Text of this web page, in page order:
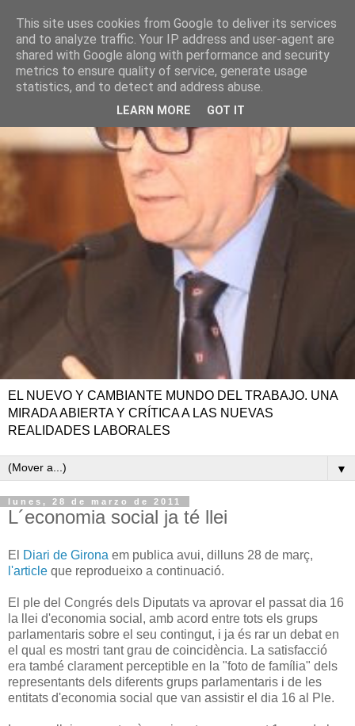
EL NUEVO Y CAMBIANTE MUNDO DEL TRABAJO. UNA
MIRADA ABIERTA Y CRÍTICA A LAS NUEVAS
REALIDADES LABORALES
▼
lunes, 28 de marzo de 2011
L´economia social ja té llei
El Diari de Girona em publica avui, dilluns 28 de març,
l'article que reprodueixo a continuació.
El ple del Congrés dels Diputats va aprovar el passat dia 16
la llei d'economia social, amb acord entre tots els grups
parlamentaris sobre el seu contingut, i ja és rar un debat en
el qual es mostri tant grau de coincidència. La satisfacció
era també clarament perceptible en la "foto de família" dels
representants dels diferents grups parlamentaris i de les
entitats d'economia social que van assistir el dia 16 al Ple.
This site uses cookies from Google to deliver its services
and to analyze traffic. Your IP address and user-agent are
shared with Google along with performance and security
metrics to ensure quality of service, generate usage
statistics, and to detect and address abuse.
LEARN MORE GOT IT